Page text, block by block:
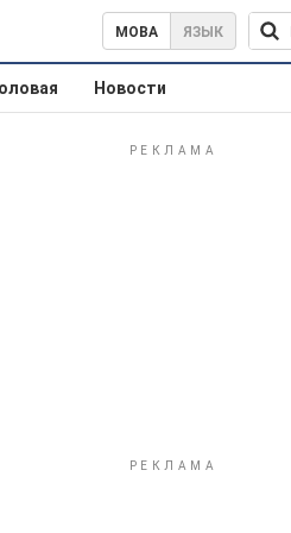
МОВА ЯЗЫК
Новости